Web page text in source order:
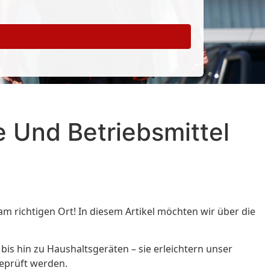
Und Betriebsmittel
richtigen Ort! In diesem Artikel möchten wir über die
hin zu Haushaltsgeräten – sie erleichtern unser
werden.